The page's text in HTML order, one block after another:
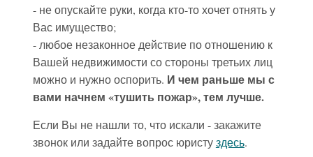
- не опускайте руки, когда кто-то хочет отнять у
Вас имущество;
- любое незаконное действие по отношению к
Вашей недвижимости со стороны третьих лиц
можно и нужно оспорить. И чем раньше мы с
вами начнем «тушить пожар», тем лучше.
Если Вы не нашли то, что искали - закажите
звонок или задайте вопрос юристуздесь.